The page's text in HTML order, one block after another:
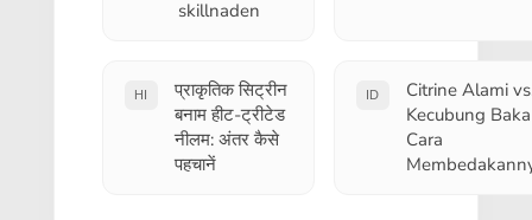
skillnaden
HI
प्राकृतिक सिट्रीन
बनाम हीट-ट्रीटेड
नीलम: अंतर कैसे
पहचानें
ID
Citrine Alami
Kecubung
Cara